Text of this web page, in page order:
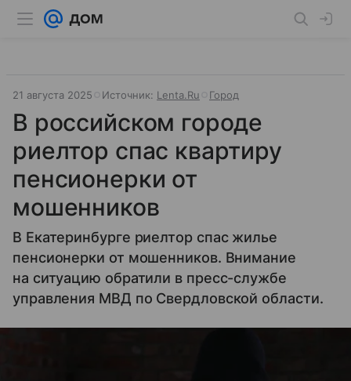
21 августа 2025 Источник: Lenta.Ru Город
В российском городе
риелтор спас квартиру
пенсионерки от
мошенников
В Екатеринбурге риелтор спас жилье
пенсионерки от мошенников. Внимание
на ситуацию обратили в пресс-службе
управления МВД по Свердловской области.